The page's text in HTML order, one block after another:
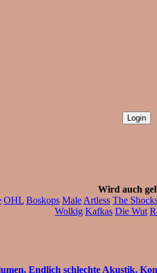
Wird auch
OHL Boskops Male Artless The
Wolkig Kafkas Die Wut
Endlich schlechte Akustik,